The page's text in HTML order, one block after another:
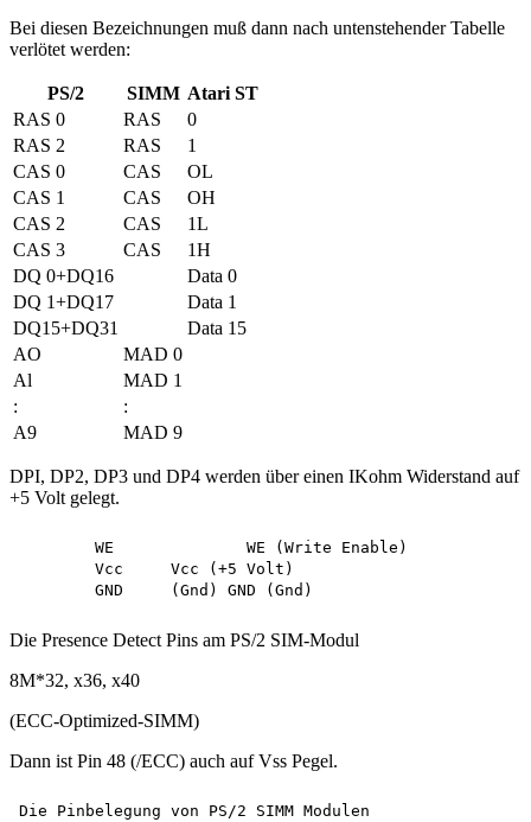
Bei diesen Bezeichnungen muß dann nach untenstehender Tabelle
verlötet werden:
PS/2 SIMM Atari ST
RAS 0
RAS
0
RAS 2
RAS
1
CAS 0
CAS
OL
CAS 1
CAS
OH
CAS 2
CAS
1L
CAS 3
CAS
1H
DQ 0+DQ16
Data 0
DQ 1+DQ17
Data 1
DQ15+DQ31
Data 15
AO
MAD 0
Al
MAD 1
:
:
A9
MAD 9
DPI, DP2, DP3 und DP4 werden über einen IKohm Widerstand auf
+5 Volt gelegt.
Die Presence Detect Pins am PS/2 SIM-Modul
8M*32, x36, x40
(ECC-Optimized-SIMM)
Dann ist Pin 48 (/ECC) auch auf Vss Pegel.
Die Pinbelegung von PS/2 SIMM Modulen